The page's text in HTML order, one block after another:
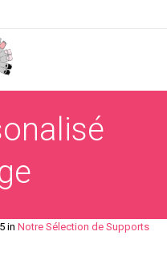
in Notre Sélection de Supports